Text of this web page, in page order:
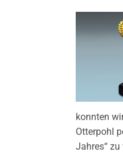
konnten
Otterpohl
Jahres“